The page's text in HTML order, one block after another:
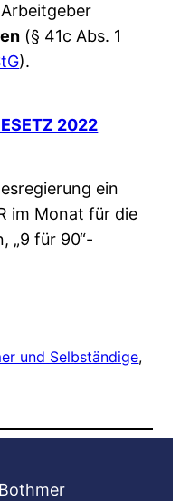
(§ 41c Abs. 1
).
2022
ein
im Monat für die
„9 für 90“-
und Selbständige